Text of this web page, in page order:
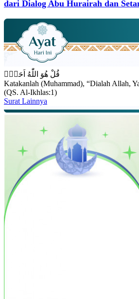
dari Dialog Abu Hurairah dan
قُلْ هُوَ اللّٰهُ اَحَدٌۚ
Katakanlah (Muhammad), “Dialah Allah,
(QS. Al-Ikhlas:1)
Surat Lainnya